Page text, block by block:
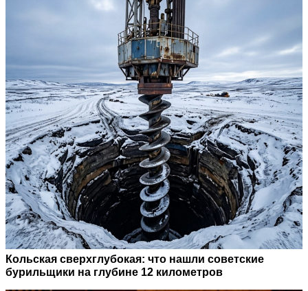
Кольская сверхглубокая: что нашли советские
бурильщики на глубине 12 километров